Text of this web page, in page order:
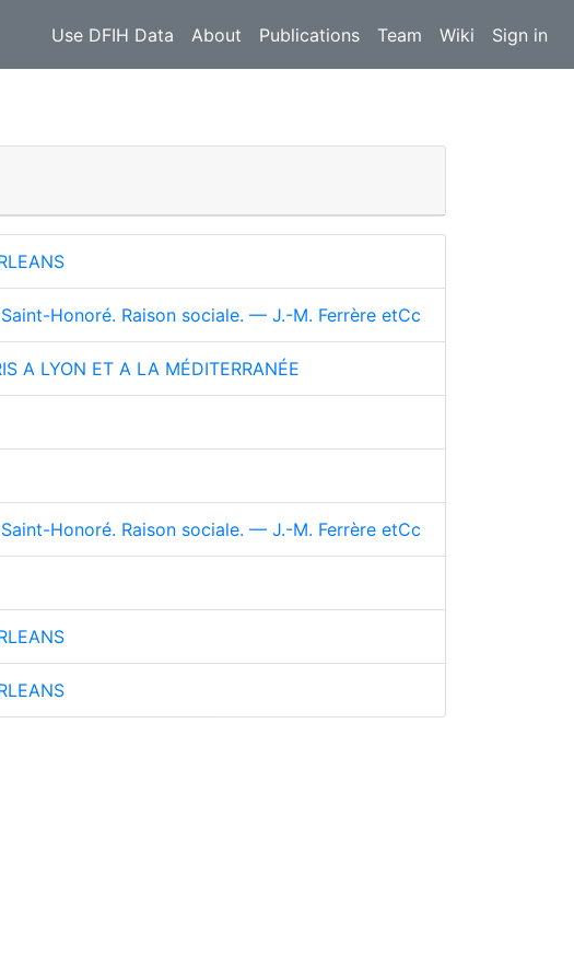
Use DFIH Data About Publications Team Wiki Sign in
Honoré. Raison sociale. — J.-M. Ferrère etCc
A LYON ET A LA MÉDITERRANÉE
Honoré. Raison sociale. — J.-M. Ferrère etCc